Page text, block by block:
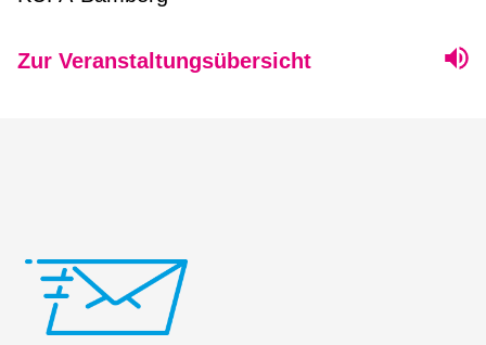
Zur Veranstaltungsübersicht